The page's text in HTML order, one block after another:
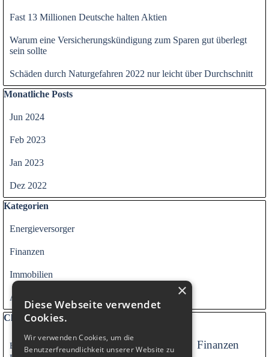
Fast 13 Millionen Deutsche halten Aktien
Warum eine Versicherungskündigung zum Sparen gut überlegt
sein sollte
Schäden durch Naturgefahren 2022 nur leicht über Durchschnitt
Block überspringen Monatliche Posts
Monatliche Posts
Jun 2024
Feb 2023
Jan 2023
Dez 2022
Block überspringen Kategorien
Kategorien
Energieversorger
Finanzen
Immobilien
Alle Kategorien
Block überspringen Clouds
Clouds
Energieversorger Versicherung Finanzen
×
Diese Webseite verwendet
Cookies.
Wir verwenden Cookies, um die
Benutzerfreundlichkeit unserer Website zu